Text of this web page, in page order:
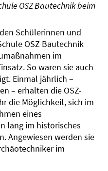
OSZ Bautechnik beim
Schülerinnen und
OSZ Bautechnik
im
So waren sie auch
Einmal jährlich –
– erhalten die OSZ-
die Möglichkeit, sich im
eines
lang im historisches
Angewiesen werden sie
im